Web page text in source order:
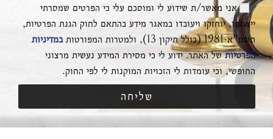
אני מאשר/ת שידוע לי ומוסכם עלי כי הפרטים שמסרתי
ייאספו, יוחזקו ויעובדו במאגר מידע בהתאם לחוק הגנת הפרטיות,
תשמ"א-1981 (כולל תיקון 13), ולמטרות המפורטות
במדיניות
הפרטיותשל האתר. ידוע לי כי מסירת המידע נעשית מרצוני
החופשי, וכי עומדות לי הזכויות המוקנות לי לפי החוק.
שליחה